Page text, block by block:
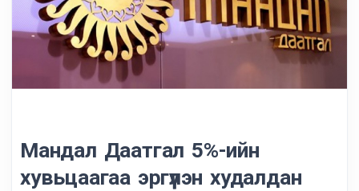
Мандал Даатгал 5%-ийн
хувьцаагаа эргүүлэн худалдан